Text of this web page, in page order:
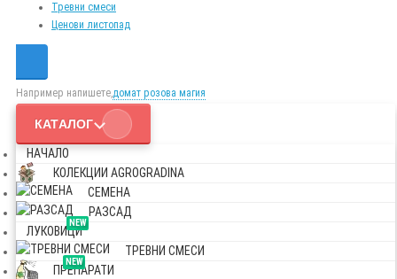
Тревни смеси
Ценови листопад
Например напишете,домат розова магия
КАТАЛОГ
НАЧАЛО
КОЛЕКЦИИ AGROGRADINA
СЕМЕНА
РАЗСАД
NEW
ЛУКОВИЦИ
ТРЕВНИ СМЕСИ
NEW
ПРЕПАРАТИ